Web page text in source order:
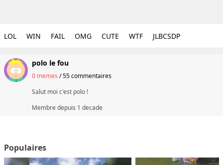
LOL WIN FAIL OMG CUTE WTF JLBCSDP
polo le fou
0 memes /55 commentaires
Salut moi c'est polo !
Membre depuis 1 decade
Populaires